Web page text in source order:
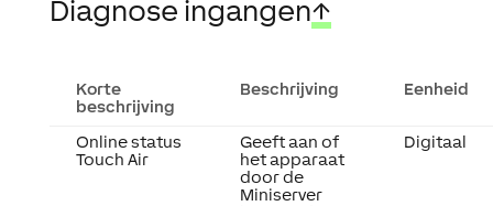
Diagnose ingangen↑
Korte
beschrijving
Beschrijving Eenheid
Online status
Touch Air
Geeft aan of
het apparaat
door de
Miniserver
Digitaal